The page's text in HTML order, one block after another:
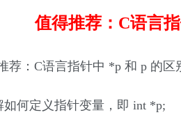
值得推荐：C语言
何定义指针变量，即 int *p;